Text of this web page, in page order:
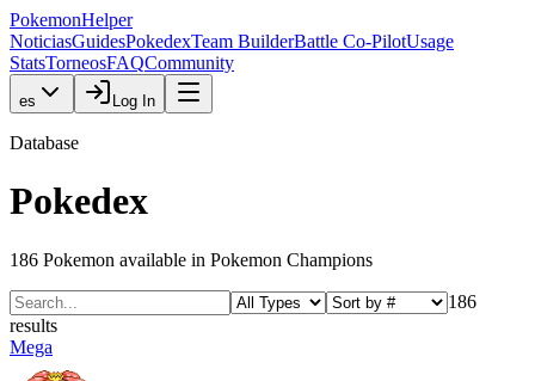
PokemonHelper
NoticiasGuidesPokedexTeam BuilderBattle Co-PilotUsage
StatsTorneosFAQCommunity
es Log In
Database
Pokedex
186 Pokemon available in Pokemon Champions
186
results
Mega